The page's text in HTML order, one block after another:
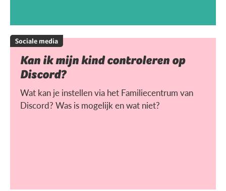
Sociale media
Kan ik mijn kind controleren op
Discord?
Wat kan je instellen via het Familiecentrum van
Discord? Was is mogelijk en wat niet?